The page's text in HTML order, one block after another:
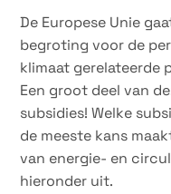
De Europese Unie
begroting voor de
klimaat gerelateerde
Een groot deel van
subsidies! Welke
de meeste kans
van energie- en
hieronder uit.